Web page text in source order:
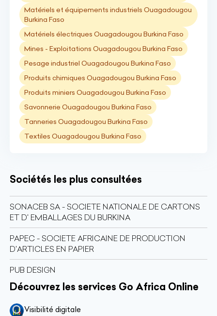
Matériels et équipements industriels Ouagadougou
Burkina Faso
Matériels électriques Ouagadougou Burkina Faso
Mines - Exploitations Ouagadougou Burkina Faso
Pesage industriel Ouagadougou Burkina Faso
Produits chimiques Ouagadougou Burkina Faso
Produits miniers Ouagadougou Burkina Faso
Savonnerie Ouagadougou Burkina Faso
Tanneries Ouagadougou Burkina Faso
Textiles Ouagadougou Burkina Faso
Sociétés les plus consultées
SONACEB SA - SOCIETE NATIONALE DE CARTONS
ET D' EMBALLAGES DU BURKINA
PAPEC - SOCIETE AFRICAINE DE PRODUCTION
D'ARTICLES EN PAPIER
PUB DESIGN
Découvrez les services Go Africa Online
Visibilité digitale